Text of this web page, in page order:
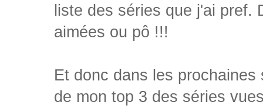
liste des séries que j'ai
aimées ou pô !!!
Et donc dans les
de mon top 3 des séries